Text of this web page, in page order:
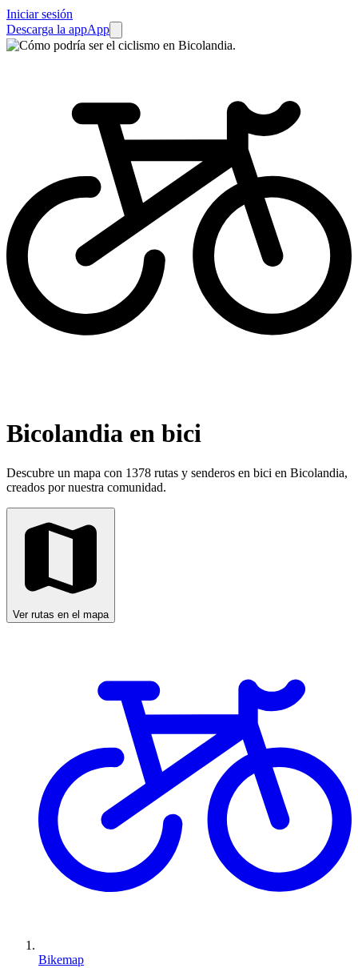
Iniciar sesión
Descarga la appApp
Bicolandia en bici
Descubre un mapa con 1378 rutas y senderos en bici en Bicolandia,
creados por nuestra comunidad.
Ver rutas en el mapa
Bikemap